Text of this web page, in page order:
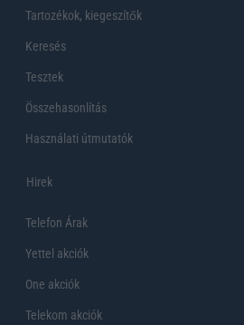
Tartozékok, kiegeszítők
Keresés
Tesztek
Összehasonlítás
Használati útmutatók
Hirek
Telefon Árak
Yettel akciók
One akciók
Telekom akciók